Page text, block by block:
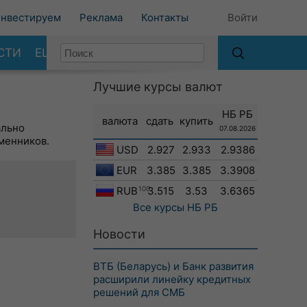
Реклама Контакты Войти
ЕЩЕ
Лучшие курсы валют
валюта сдать купить
НБ РБ
07.08.2026
USD 2.927 2.933
2.9386
EUR
3.385 3.385
3.3908
RUB 1003.515 3.53
3.6365
Все курсы НБ РБ
Новости
ВТБ (Беларусь) и Банк развития
расширили линейку кредитных
решений для СМБ